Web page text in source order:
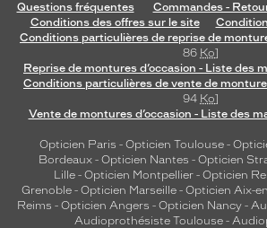
Questions fréquentes
Commandes -
Conditions des offres sur le site
Conditions particulières de reprise de
86 Ko]
Reprise de montures d’occasion - Liste des
Conditions particulières de vente de
94 Ko]
Vente de montures d’occasion - Liste des
Opticien Paris - Opticien Toulouse-
Bordeaux- Opticien Nantes - Opticien
Lille - Opticien Montpellier - Opticien
Grenoble - Opticien Marseille - Opticien Aix-
Reims - Opticien Angers - Opticien Nancy -
Audioprothésiste Toulouse-